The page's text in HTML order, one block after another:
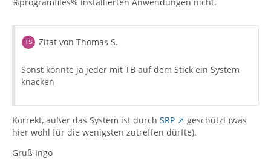
Zitat von Thomas S.
Sonst könnte ja jeder mit TB auf dem Stick ein System
knacken
Korrekt, außer das System ist durch SRP
geschützt (was
hier wohl für die wenigsten zutreffen dürfte).
Gruß Ingo